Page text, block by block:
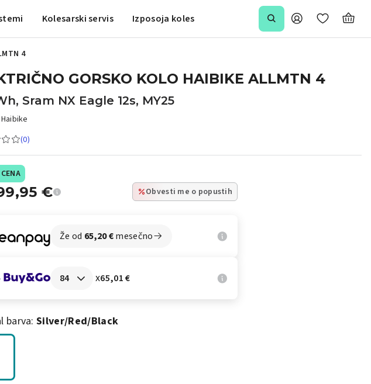
Kolesarski servis Izposoja koles
4
GORSKO KOLO HAIBIKE ALLMTN 4
Sram NX Eagle 12s, MY25
Haibike
(0)
€ Obvesti me o popustih
Že od 65,20€mesečno
x65,01 €
barva:Silver/red/black